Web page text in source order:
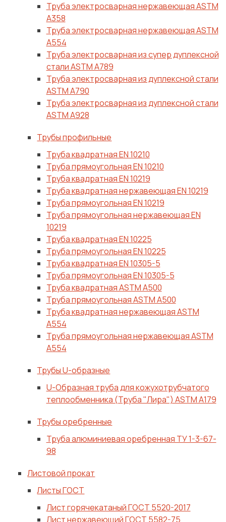
Труба электросварная нержавеющая ASTM
A358
Труба электросварная нержавеющая ASTM
A554
Труба электросварная из супер дуплексной
стали ASTM A789
Труба электросварная из дуплексной стали
ASTM A790
Труба электросварная из дуплексной стали
ASTM A928
Трубы профильные
Труба квадратная EN 10210
Труба прямоугольная EN 10210
Труба квадратная EN 10219
Труба квадратная нержавеющая EN 10219
Труба прямоугольная EN 10219
Труба прямоугольная нержавеющая EN
10219
Труба квадратная EN 10225
Труба прямоугольная EN 10225
Труба квадратная EN 10305-5
Труба прямоугольная EN 10305-5
Труба квадратная ASTM A500
Труба прямоугольная ASTM A500
Труба квадратная нержавеющая ASTM
A554
Труба прямоугольная нержавеющая ASTM
A554
Трубы U-образные
U-Образная труба для кожухотрубчатого
теплообменника (Труба "Лира") ASTM A179
Трубы оребренные
Труба алюминиевая оребренная ТУ 1-3-67-
98
Листовой прокат
Листы ГОСТ
Лист горячекатаный ГОСТ 5520-2017
Лист нержавеющий ГОСТ 5582-75